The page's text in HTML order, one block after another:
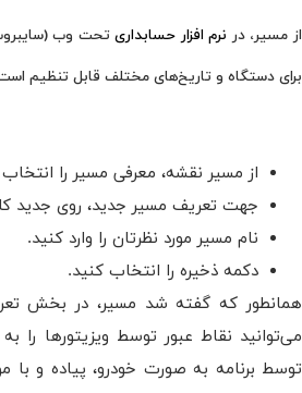
از مسیر، در نرم افزار حسابداریتحت وب
برای دستگاه و تاریخ‌های مختلف قابل تنظیم
از مسیر نقشه، معرفی مسیر را
جهت تعریف مسیر جدید، روی جدید
نام مسیر مورد نظرتان را وارد کنید.
دکمه ذخیره را انتخاب کنید.
همانطور که گفته شد مسیر، در بخش
می‌توانید نقاط عبور توسط ویزیتورها
توسط برنامه به صورت خودرو، پیاده و با